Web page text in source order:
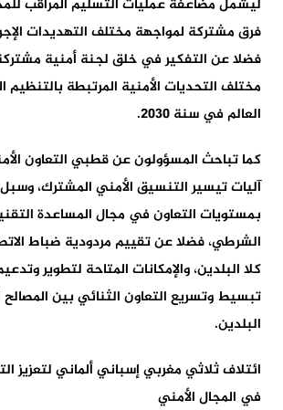
ليشمل مضاعفة عمليات التسليم المراقب
فرق مشتركة لمواجهة مختلف التهديدات
فضلا عن التفكير في خلق لجنة أمنية
مختلف التحديات الأمنية المرتبطة
العالم في سنة 2030.
كما تباحث المسؤولون عن قطبي التعاون
آليات تيسير التنسيق الأمني المشترك،
بمستويات التعاون في مجال المساعدة
الشرطي، فضلا عن تقييم مردودية ضباط
كلا البلدين، والإمكانات المتاحة لتطوير
تبسيط وتسريع التعاون الثنائي بين المصالح
البلدين.
ائتلاف ثلاثي مغربي إسباني ألماني لتعزيز
في المجال الأمني